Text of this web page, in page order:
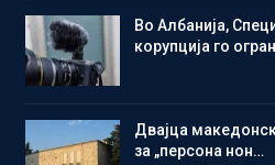
Во Албанија,
корупција го
Двајца
за „персона нон…